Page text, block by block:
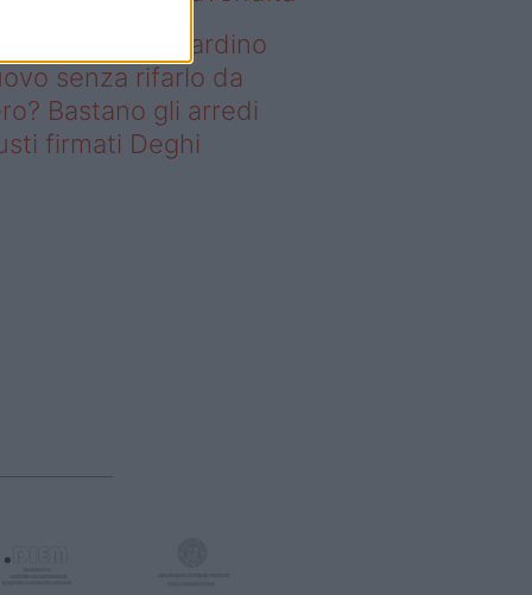
– Vuoi un giardino
senza rifarlo da
Bastano gli arredi
firmati Deghi